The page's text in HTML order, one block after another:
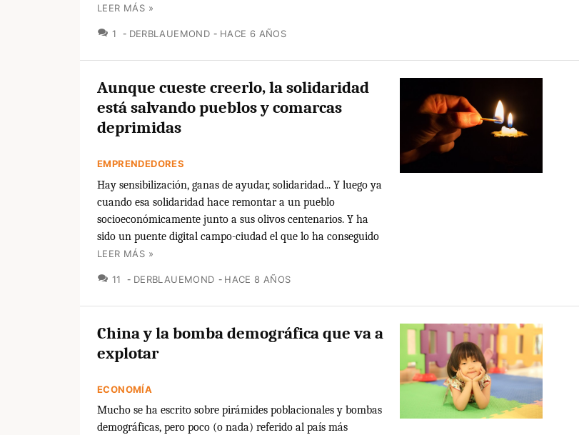
LEER MÁS »
1 COMENTARIOS
DERBLAUEMOND HACE 6 AÑOS
Aunque cueste creerlo, la solidaridad
está salvando pueblos y comarcas
deprimidas
EMPRENDEDORES
Hay sensibilización, ganas de ayudar, solidaridad... Y luego ya
cuando esa solidaridad hace remontar a un pueblo
socioeconómicamente junto a sus olivos centenarios. Y ha
sido un puente digital campo-ciudad el que lo ha conseguido
LEER MÁS »
11 COMENTARIOS
DERBLAUEMOND HACE 8 AÑOS
China y la bomba demográfica que va a
explotar
ECONOMÍA
Mucho se ha escrito sobre pirámides poblacionales y bombas
demográficas, pero poco (o nada) referido al país más